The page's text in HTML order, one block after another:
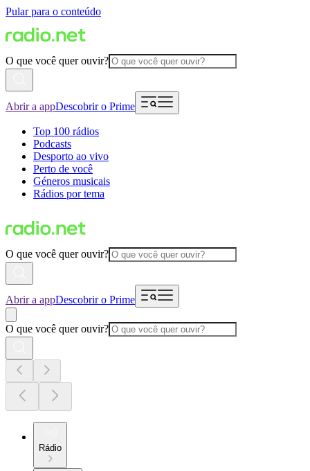
Pular para o conteúdo
O que você quer ouvir?
Abrir a appDescobrir o Prime
Top 100 rádios
Podcasts
Desporto ao vivo
Perto de você
Géneros musicais
Rádios por tema
O que você quer ouvir?
Abrir a appDescobrir o Prime
O que você quer ouvir?
Rádio